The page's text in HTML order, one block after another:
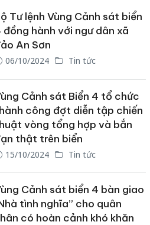
Tư lệnh Vùng Cảnh sát biển
đồng hành với ngư dân xã
An Sơn
06/10/2024 Tin tức
Cảnh sát Biển 4 tổ chức
công đợt diễn tập chiến
vòng tổng hợp và bắn
thật trên biển
15/10/2024 Tin tức
Cảnh sát biển 4 bàn giao
tình nghĩa” cho quân
có hoàn cảnh khó khăn